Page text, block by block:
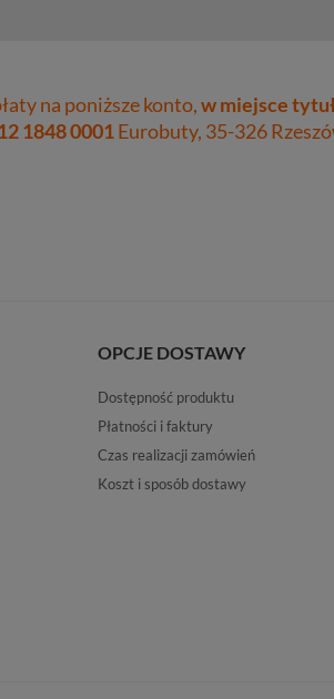
na poniższe konto,w miejsce
1848 0001Eurobuty, 35-326
OPCJE DOSTAWY
Dostępność produktu
Płatności i faktury
Czas realizacji zamówień
Koszt i sposób dostawy